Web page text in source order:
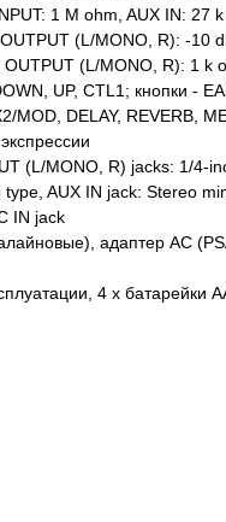
1 M ohm, AUX IN: 27
(L/MONO, R): -10
(L/MONO, R): 1 k
UP, CTL1; кнопки -
MOD, DELAY, REVERB,
(L/MONO, R) jacks: 1/4-
AUX IN jack: Stereo
IN jack
адаптер AC
4 х батарейки